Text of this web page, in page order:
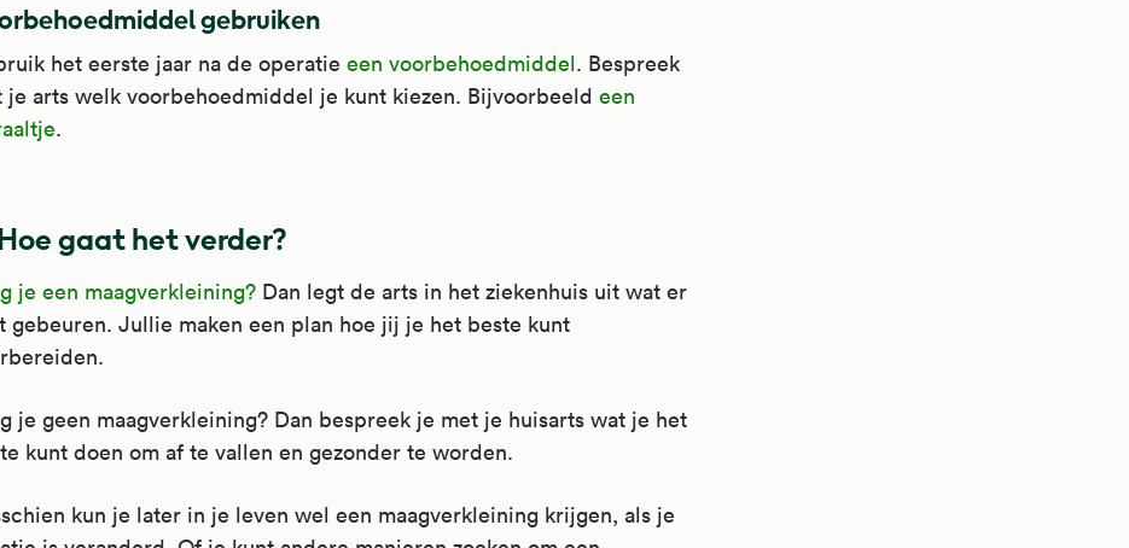
gebruiken
het eerste jaar na de operatie een voorbehoedmiddel. Bespreek
je arts welk voorbehoedmiddel je kunt kiezen. Bijvoorbeeld een
.
gaat het verder?
je een maagverkleining? Dan legt de arts in het ziekenhuis uit wat er
gebeuren. Jullie maken een plan hoe jij je het beste kunt
je geen maagverkleining? Dan bespreek je met je huisarts wat je het
kunt doen om af te vallen en gezonder te worden.
kun je later in je leven wel een maagverkleining krijgen, als je